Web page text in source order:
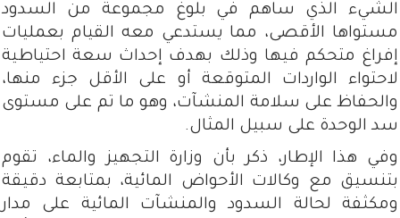
الشيء الذي ساهم في بلوغ مجموعة من السدود
مستواها الأقصى، مما يستدعي معه القيام بعمليات
إفراغ متحكم فيها وذلك بهدف إحداث سعة احتياطية
لاحتواء الواردات المتوقعة أو على الأقل جزء منها،
والحفاظ على سلامة المنشآت، وهو ما تم على مستوى
سد الوحدة على سبيل المثال.
وفي هذا الإطار، ذكر بأن وزارة التجهيز والماء، تقوم
بتنسيق مع وكالات الأحواض المائية، بمتابعة دقيقة
ومكثفة لحالة السدود والمنشآت المائية على مدار